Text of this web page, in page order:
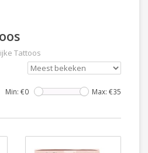
Tattoos
Min: €0 Max: €35